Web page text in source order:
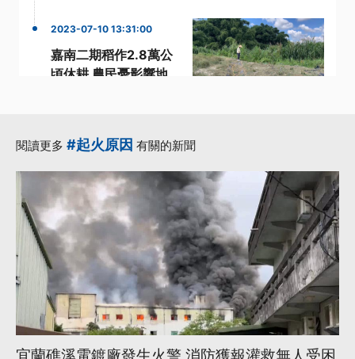
2023-07-10 13:31:00
嘉南二期稻作2.8萬公
頃休耕 農民憂影響地
更多...
閱讀更多 #起火原因 有關的新聞